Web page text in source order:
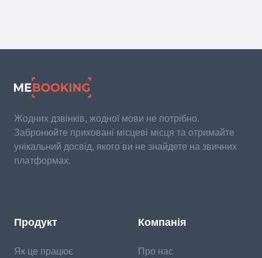
Жодних дзвінків, жодної мови не потрібно.
Забронюйте приховані місцеві місця та отримайте
унікальний досвід, якого ви не знайдете на звичних
платформах.
Продукт
Як це працює
Компанія
Про нас